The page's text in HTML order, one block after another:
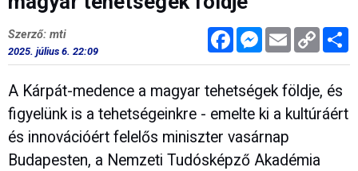
FacebookMessenger
Email Copy
Link
Szerző: mti
2025. július 6. 22:09
A Kárpát-medence a magyar tehetségek földje, és
figyelünk is a tehetségeinkre - emelte ki a kultúráért
és innovációért felelős miniszter vasárnap
Budapesten, a Nemzeti Tudósképző Akadémia